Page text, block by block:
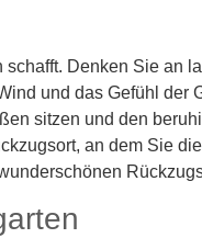
Denken Sie an
und das Gefühl der
sitzen und den
an dem Sie